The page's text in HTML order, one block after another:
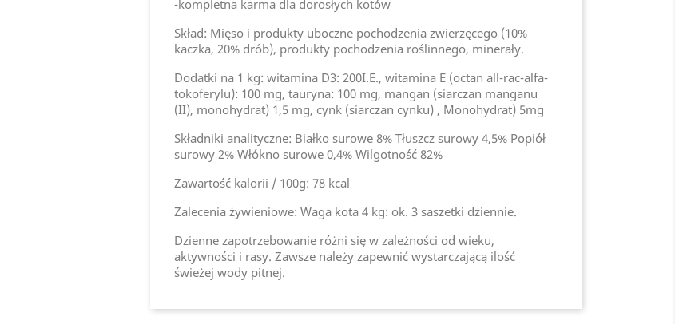
-kompletna karma dla dorosłych kotów
Skład: Mięso i produkty uboczne pochodzenia zwierzęcego (10%
kaczka, 20% drób), produkty pochodzenia roślinnego, minerały.
Dodatki na 1 kg: witamina D3: 200I.E., witamina E (octan all-rac-alfa-
tokoferylu): 100 mg, tauryna: 100 mg, mangan (siarczan manganu
(II), monohydrat) 1,5 mg, cynk (siarczan cynku) , Monohydrat) 5mg
Składniki analityczne: Białko surowe 8% Tłuszcz surowy 4,5% Popiół
surowy 2% Włókno surowe 0,4% Wilgotność 82%
Zawartość kalorii / 100g: 78 kcal
Zalecenia żywieniowe: Waga kota 4 kg: ok. 3 saszetki dziennie.
Dzienne zapotrzebowanie różni się w zależności od wieku,
aktywności i rasy. Zawsze należy zapewnić wystarczającą ilość
świeżej wody pitnej.